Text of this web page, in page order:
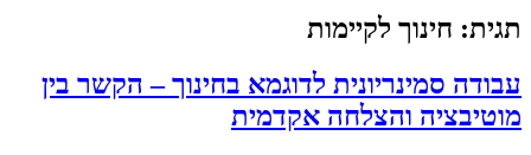
תגית: חינוך לקיימות
עבודה סמינריונית לדוגמא בחינוך – הקשר בין
מוטיבציה והצלחה אקדמית